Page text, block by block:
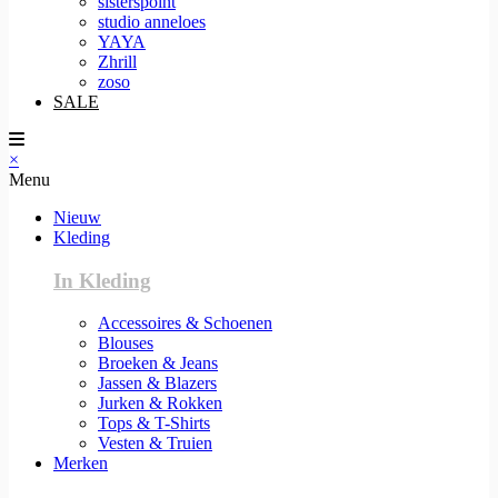
studio anneloes
YAYA
Zhrill
zoso
SALE
×
Menu
Nieuw
Kleding
In Kleding
Accessoires & Schoenen
Blouses
Broeken & Jeans
Jassen & Blazers
Jurken & Rokken
Tops & T-Shirts
Vesten & Truien
Merken